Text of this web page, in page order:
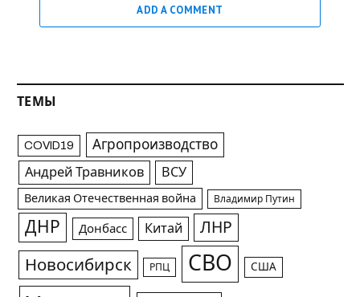
ADD A COMMENT
ТЕМЫ
COVID19 Агропроизводство
Андрей Травников ВСУ
Великая Отечественная война Владимир Путин
ДНР Донбасс Китай ЛНР
Новосибирск РПЦ СВО США